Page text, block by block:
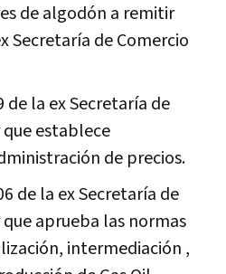
de algodón a remitir
Secretaría de Comercio
de la ex Secretaría de
establece
de precios.
de la ex Secretaría de
aprueba las normas
intermediación ,